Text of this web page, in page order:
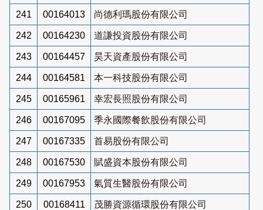
241 00164013 尚德利瑪股份有限公司
242 00164230 道謙投資股份有限公司
243 00164457 昊天資產股份有限公司
244 00164581 本一科技股份有限公司
245 00165961 幸宏長照股份有限公司
246 00167095 季永國際餐飲股份有限公司
247 00167335 首易股份有限公司
248 00167530 賦盛資本股份有限公司
249 00167953 氣質生醫股份有限公司
250 00168411
茂勝資源循環股份有限公司